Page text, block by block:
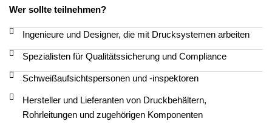
Wer sollte teilnehmen?
Ingenieure und Designer, die mit Drucksystemen arbeiten
Spezialisten für Qualitätssicherung und Compliance
Schweißaufsichtspersonen und -inspektoren
Hersteller und Lieferanten von Druckbehältern,
Rohrleitungen und zugehörigen Komponenten